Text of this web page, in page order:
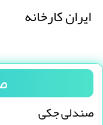
ایران کارخانه
صندلی جکی